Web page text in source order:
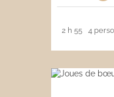
2 h 55 4